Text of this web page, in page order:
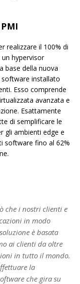
realizzare il 100% di
hypervisor
base della nuova
installato
Esso comprende
avanzata e
Esattamente
di semplificare le
gli ambienti edge e
software fino al 62%
che i nostri clienti e
in modo
è basata
ai clienti da oltre
in tutto il mondo.
la
che gira su